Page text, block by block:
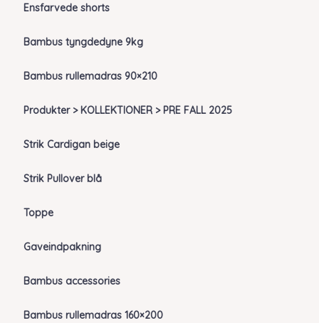
Ensfarvede shorts
Bambus tyngdedyne 9kg
Bambus rullemadras 90×210
Produkter > KOLLEKTIONER > PRE FALL 2025
Strik Cardigan beige
Strik Pullover blå
Toppe
Gaveindpakning
Bambus accessories
Bambus rullemadras 160×200